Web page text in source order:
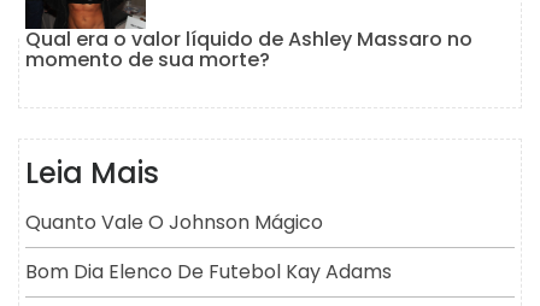
Qual era o valor líquido de Ashley Massaro no
momento de sua morte?
Leia Mais
Quanto Vale O Johnson Mágico
Bom Dia Elenco De Futebol Kay Adams